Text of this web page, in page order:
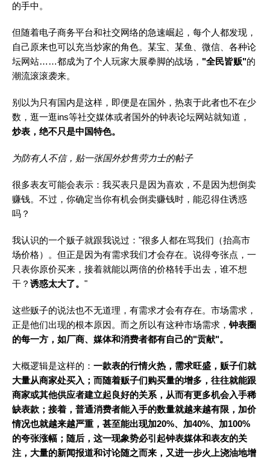
的手中。
但随着电子商务平台和社交网络的急速崛起，每个人都发现，
自己原来也可以充当炒家的角色。某宝、某鱼、微信、各种论
坛网站……都成为了个人玩家大展拳脚的战场， "全民皆贩"的
潮流滚滚袭来。
别以为只有国内是这样，即便是在国外，热衷于此者也不在少
数，逛一逛ins等社交媒体或者国外的钟表论坛网站就知道，
炒表，绝不只是中国特色。
为防有人不信，贴一张国外炒售劳力士的帖子
很多表友可能会表示：我买表只是因为喜欢，不是因为想倒卖
赚钱。不过，你确定当你有机会倒卖赚钱时，能忍得住诱惑
吗？
我认识的一个贩子就跟我说过："很多人都在骂我们（抬高市
场价格）。但正是因为有需求我们才会存在。说得夸张点，一
只表你原价买来，接着就能以两倍的价格转手出去，谁不想
干？ 诱惑太大了。 "
这些贩子的说法也不无道理，有需求才会有存在。市场需求，
正是他们出现的根本原因。而之所以有这种市场需求，钟表圈
的每一方，如厂商、媒体和消费者都有自己的"贡献"。
大概逻辑是这样的： 一款表的行情火热，需求旺盛，贩子们就
大量从商家处买入；而随着贩子们购买量的增多，往往就能跟
商家或其他供应者建立起良好的关系，从而有更多机会入手稀
缺表款；接着，普通消费者能入手的数量就越来越有限，加价
情况也就越来越严重，甚至能出现加20%、加40%、加100%
的夸张涨幅；随后，这一现象势必引起钟表媒体和表友的关
注，大量的新闻报道和讨论随之而来，又进一步火上浇油地增